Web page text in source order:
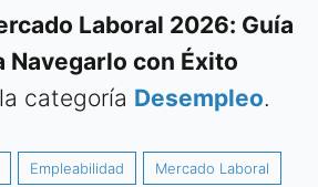
Laboral 2026: Guía
Navegarlo con Éxito
categoría Desempleo.
Empleabilidad Mercado Laboral